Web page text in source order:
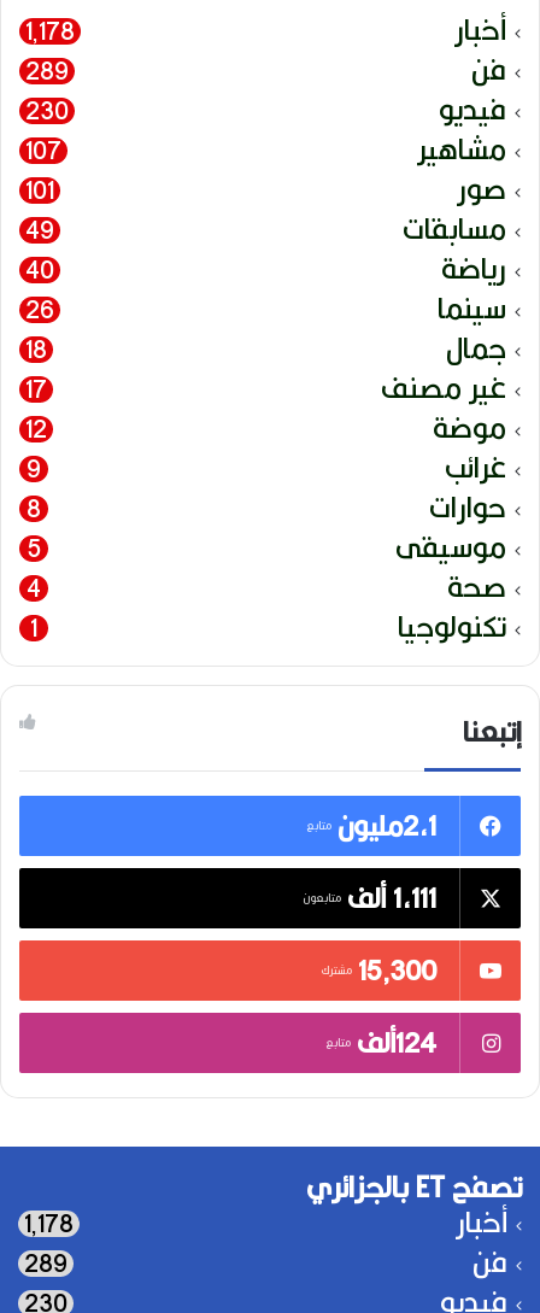
أخبار 1٬178
فن 289
فيديو 230
مشاهير 107
صور 101
مسابقات 49
رياضة 40
سينما 26
جمال 18
غير مصنف 17
موضة 12
غرائب 9
حوارات 8
موسيقى 5
صحة 4
تكنولوجيا 1
إتبعنا
2,1مليون
متابع
1,111 ألف متابعون
15٬300 مشترك
124ألف متابع
تصفح ET بالجزائري
أخبار 1٬178
فن 289
فيديو 230